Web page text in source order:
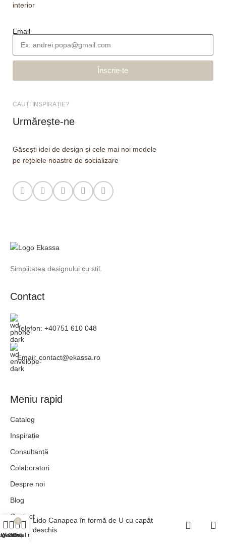
interior
Email
Înscrie-te
CAUȚI INSPIRAȚIE?
Urmărește-ne
Găsești idei de design și cele mai noi modele
pe rețelele noastre de socializare
Simplitatea designului cu stil.
Contact
Telefon: +40751 610 048
Email: contact@ekassa.ro
Meniu rapid
Catalog
Inspirație
Consultanță
Colaboratori
Despre noi
Blog
Contact
Lido Canapea în formă de U cu capăt
deschis
Wishlist
0
Coș
Contul meu